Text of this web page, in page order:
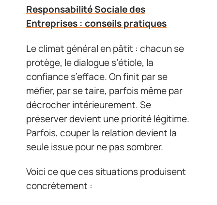
Responsabilité Sociale des
Entreprises : conseils pratiques
Le climat général en pâtit : chacun se
protège, le dialogue s’étiole, la
confiance s’efface. On finit par se
méfier, par se taire, parfois même par
décrocher intérieurement. Se
préserver devient une priorité légitime.
Parfois, couper la relation devient la
seule issue pour ne pas sombrer.
Voici ce que ces situations produisent
concrètement :